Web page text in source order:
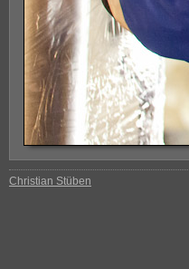
Christian Stüben